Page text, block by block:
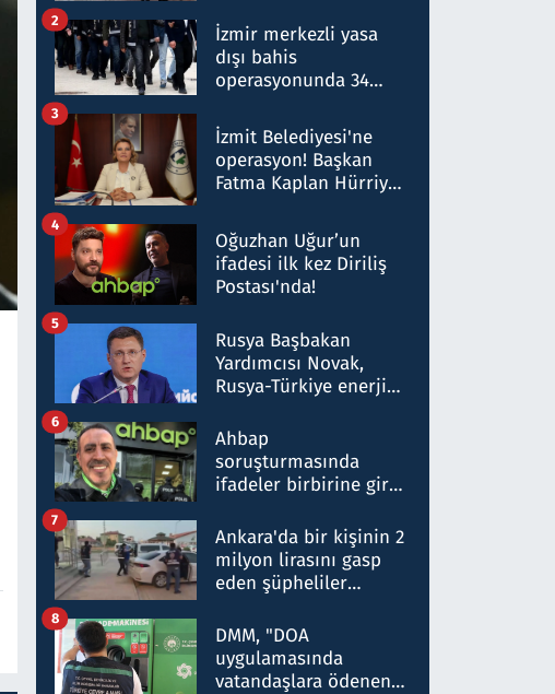
hakkında gözaltı kararı
İzmir merkezli yasa
dışı bahis
operasyonunda 34
Milyar liralık para
trafiği tespit edildi
2
İzmit Belediyesi'ne
operasyon! Başkan
Fatma Kaplan Hürriyet
3
Oğuzhan Uğur’un
ifadesi ilk kez Diriliş
Postası'nda!
4
Rusya Başbakan
Yardımcısı Novak,
Rusya-Türkiye enerji
nitelikte olduğunu
belirtti
5
Ahbap
soruşturmasında
ifadeler birbirine girdi:
ifadelerinden ortaya
çıkan tablo şok etti
6
Ankara'da bir kişinin 2
milyon lirasını gasp
eden şüpheliler
7
DMM, "DOA
uygulamasında
vatandaşlara ödenen
8